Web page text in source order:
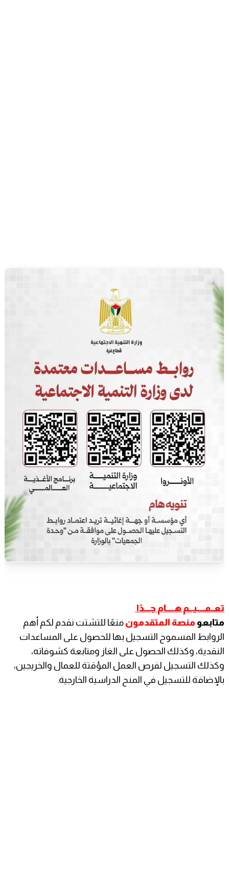
تعــمـــــيـــم هـــــام جــــدًا
متابعو منصة المتقدمون منعًا للتشتت نقدم لكم أهم
الروابط المسموح التسجيل بها للحصول على المساعدات
النقدية، وكذلك الحصول على الغاز ومتابعة كشوفاته،
وكذلك التسجيل لفرص العمل المؤقتة للعمال والخريجين،
بالإضافة للتسجيل في المنح الدراسية الخارجية.